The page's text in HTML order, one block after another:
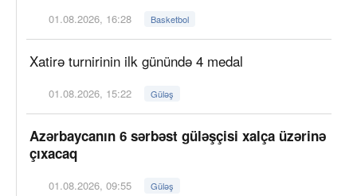
01.08.2026, 16:28 Basketbol
Xatirə turnirinin ilk günündə 4 medal
01.08.2026, 15:22 Güləş
Azərbaycanın 6 sərbəst güləşçisi xalça üzərinə
çıxacaq
01.08.2026, 09:55 Güləş